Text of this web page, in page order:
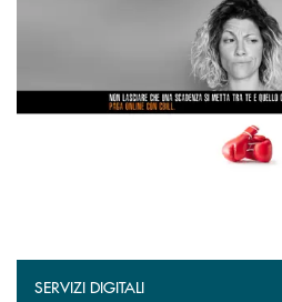
SERVIZI DIGITALI